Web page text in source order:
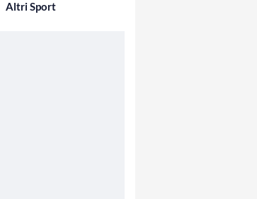
Altri Sport